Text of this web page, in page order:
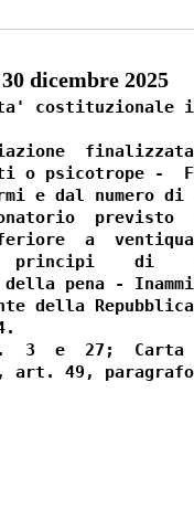
dicembre 2025
costituzionale
o psicotrope -
e dal numero di
previsto
a
principi    di
della pena -
della
3  e  27;